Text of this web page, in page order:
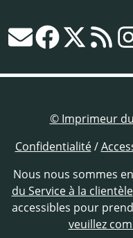
© Imprimeur
Confidentialité/
Nous nous sommes
du Service à la clientèle
accessibles pour
veuillez